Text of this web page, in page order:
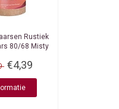
Rustiek
80/68 Misty
€4,39